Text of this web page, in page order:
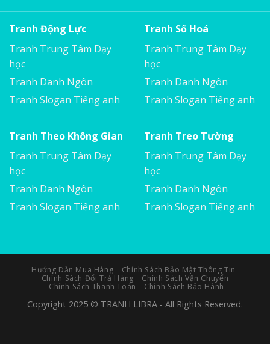
Tranh Động Lực
Tranh Trung Tâm Dạy
học
Tranh Danh Ngôn
Tranh Slogan Tiếng anh
Tranh Số Hoá
Tranh Trung Tâm Dạy
học
Tranh Danh Ngôn
Tranh Slogan Tiếng anh
Tranh Theo Không Gian
Tranh Trung Tâm Dạy
học
Tranh Danh Ngôn
Tranh Slogan Tiếng anh
Tranh Treo Tường
Tranh Trung Tâm Dạy
học
Tranh Danh Ngôn
Tranh Slogan Tiếng anh
Hướng Dẫn Mua Hàng
Chính Sách Bảo Mật Thông Tin
Chính Sách Đổi Trả Hàng
Chính Sách Vận Chuyển
Chính Sách Thanh Toán
Chính Sách Bảo Hành
Copyright 2025 © TRANH LIBRA - All Rights Reserved.